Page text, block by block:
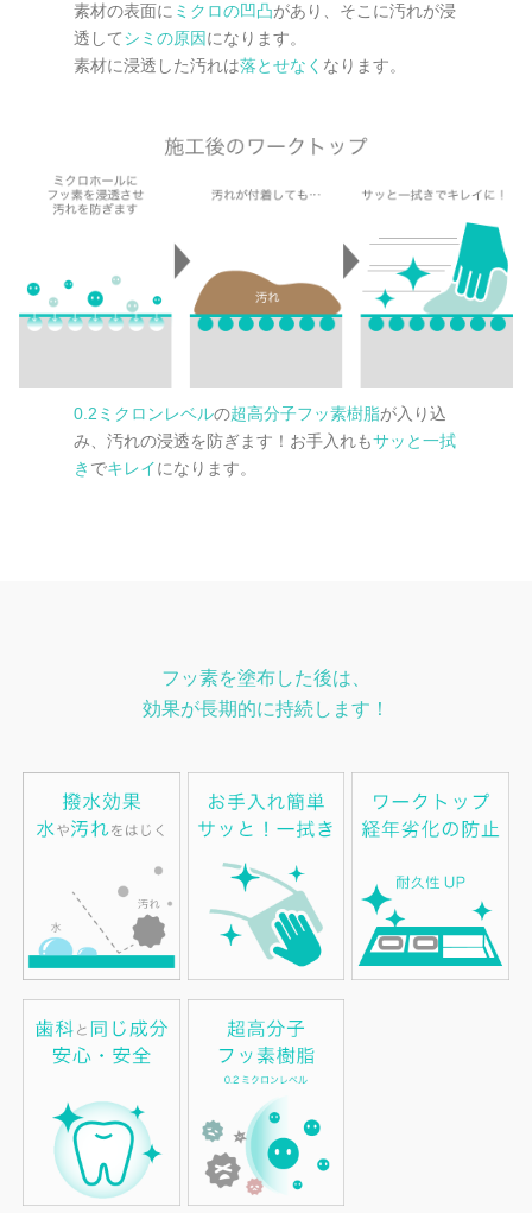
素材の表面に ミクロの凹凸があり、そこに汚れが浸
透してシミの原因になります。
素材に浸透した汚れは落とせなく なります。
0.2ミクロンレベルの超高分子フッ素樹脂が入り込
み、汚れの浸透を防ぎます！お手入れもサッと一拭
き でキレイになります。
フッ素を塗布した後は、
効果が長期的に持続します！